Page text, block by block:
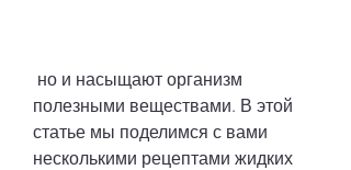
полезными веществами. В этой
статье мы поделимся с вами
несколькими рецептами жидких